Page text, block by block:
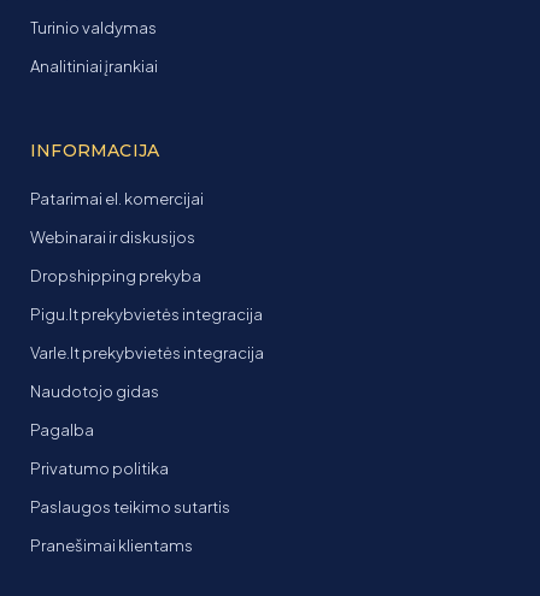
Turinio valdymas
Analitiniai įrankiai
INFORMACIJA
Patarimai el. komercijai
Webinarai ir diskusijos
Dropshipping prekyba
Pigu.lt prekybvietės integracija
Varle.lt prekybvietės integracija
Naudotojo gidas
Pagalba
Privatumo politika
Paslaugos teikimo sutartis
Pranešimai klientams